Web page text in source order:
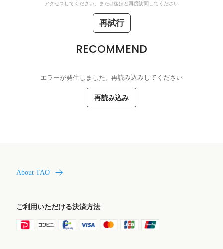
アクセスしてください、または後ほど再度訪問してください
再試行
RECOMMEND
エラーが発生しました。再読み込みしてください
再読み込み
About TAO
ご利用いただける決済方法